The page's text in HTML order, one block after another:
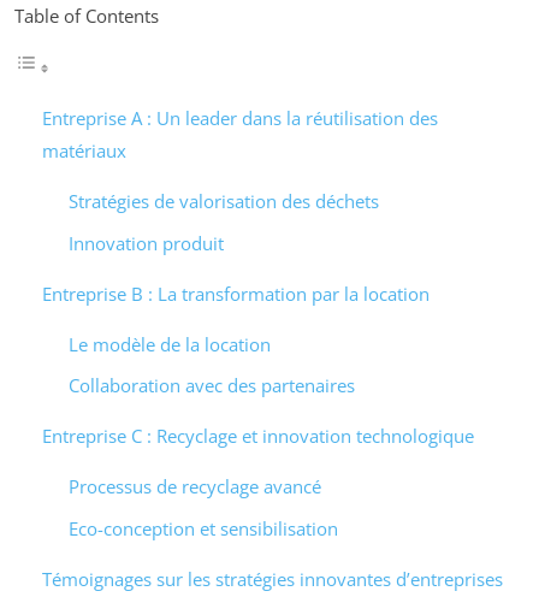
Table of Contents
Entreprise A : Un leader dans la réutilisation des
matériaux
Stratégies de valorisation des déchets
Innovation produit
Entreprise B : La transformation par la location
Le modèle de la location
Collaboration avec des partenaires
Entreprise C : Recyclage et innovation technologique
Processus de recyclage avancé
Eco-conception et sensibilisation
Témoignages sur les stratégies innovantes d’entreprises